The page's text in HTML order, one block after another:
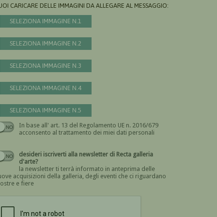
CARICARE DELLE IMMAGINI DA ALLEGARE AL MESSAGGIO:
SELEZIONA IMMAGINE N.1
SELEZIONA IMMAGINE N.2
SELEZIONA IMMAGINE N.3
SELEZIONA IMMAGINE N.4
SELEZIONA IMMAGINE N.5
In base all' art. 13 del Regolamento UE n. 2016/679
acconsento al trattamento dei miei dati personali
Devi dare il consenso
desideri iscriverti alla newsletter di Recta galleria
d'arte?
la newsletter ti terrà informato in anteprima delle
acquisizioni della galleria, degli eventi che ci riguardano
e fiere